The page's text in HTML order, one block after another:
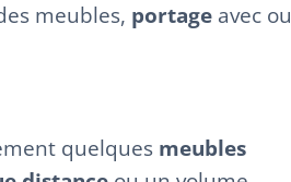
meubles, portage avec ou
quelques meubles